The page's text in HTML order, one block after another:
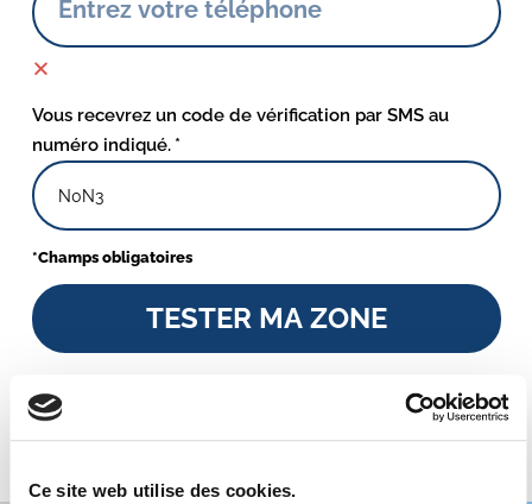
Ce site web utilise des cookies.
Vous recevrez un code de vérification par SMS au
numéro indiqué.
*Champs obligatoires
TESTER MA ZONE
*le dispositif Pinel a pris fin le 1er janvier 2025.
Prenez rendez-vous
avec un expert en patrimoine pour définir les solutions